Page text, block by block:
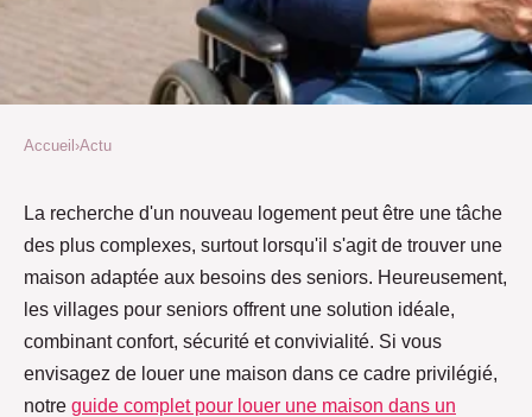
Guide Complet pour la Location
de Maison dans un Village
Seniors - Trouvez le Logement
Idéal sur Acheter-Louer-
Immo.fr
Accueil ›Actu
La recherche d'un nouveau logement peut être une tâche
des plus complexes, surtout lorsqu'il s'agit de trouver une
maison adaptée aux besoins des seniors. Heureusement,
les villages pour seniors offrent une solution idéale,
combinant confort, sécurité et convivialité. Si vous
envisagez de louer une maison dans ce cadre privilégié,
notre guide complet pour louer une maison dans un